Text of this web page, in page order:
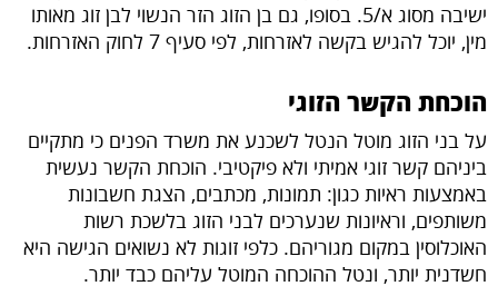
ישיבה מסוג א/5. בסופו, גם בן הזוג הזר הנשוי לבן זוג מאותו
מין, יוכל להגיש בקשה לאזרחות, לפי סעיף 7 לחוק האזרחות.
הוכחת הקשר הזוגי
על בני הזוג מוטל הנטל לשכנע את משרד הפנים כי מתקיים
ביניהם קשר זוגי אמיתי ולא פיקטיבי. הוכחת הקשר נעשית
באמצעות ראיות כגון: תמונות, מכתבים, הצגת חשבונות
משותפים, וראיונות שנערכים לבני הזוג בלשכת רשות
האוכלוסין במקום מגוריהם. כלפי זוגות לא נשואים הגישה היא
חשדנית יותר, ונטל ההוכחה המוטל עליהם כבד יותר.